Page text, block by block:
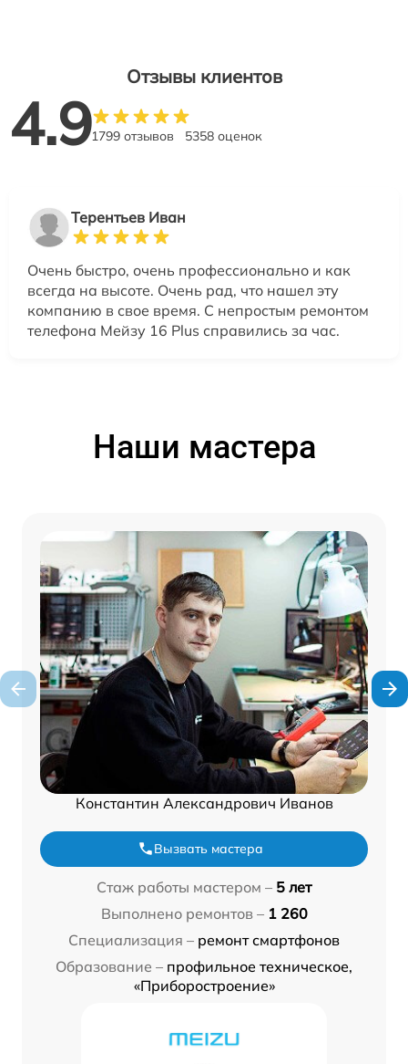
Отзывы клиентов
4.91799 отзывов 5358 оценок
Терентьев Иван
Очень быстро, очень профессионально и как
всегда на высоте. Очень рад, что нашел эту
компанию в свое время. С непростым ремонтом
телефона Мейзу 16 Plus справились за час.
Наши мастера
Константин Александрович Иванов
Вызвать мастера
Стаж работы мастером – 5 лет
Выполнено ремонтов – 1 260
Специализация – ремонт смартфонов
Образование – профильное техническое,
«Приборостроение»